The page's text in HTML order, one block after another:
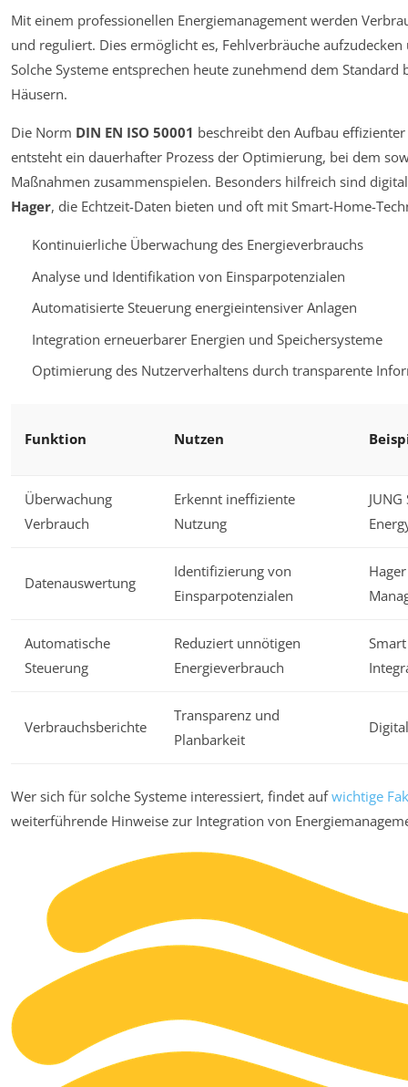
Mit einem professionellen Energiemanagement werden
und reguliert. Dies ermöglicht es, Fehlverbräuche
Solche Systeme entsprechen heute zunehmend dem
Häusern.
Die Norm DIN EN ISO 50001 beschreibt den Aufbau
entsteht ein dauerhafter Prozess der Optimierung, bei dem
Maßnahmen zusammenspielen. Besonders hilfreich sind
Hager, die Echtzeit-Daten bieten und oft mit Smart-Home-
Kontinuierliche Überwachung des Energieverbrauchs
Analyse und Identifikation von Einsparpotenzialen
Automatisierte Steuerung energieintensiver Anlagen
Integration erneuerbarer Energien und Speichersysteme
Optimierung des Nutzerverhaltens durch transparente
Funktion Nutzen
Überwachung
Verbrauch
Erkennt ineffiziente
Nutzung
Datenauswertung
Identifizierung von
Einsparpotenzialen
Automatische
Steuerung
Reduziert unnötigen
Energieverbrauch
Verbrauchsberichte
Transparenz und
Planbarkeit
Wer sich für solche Systeme interessiert, findet aufwichtige
weiterführende Hinweise zur Integration von